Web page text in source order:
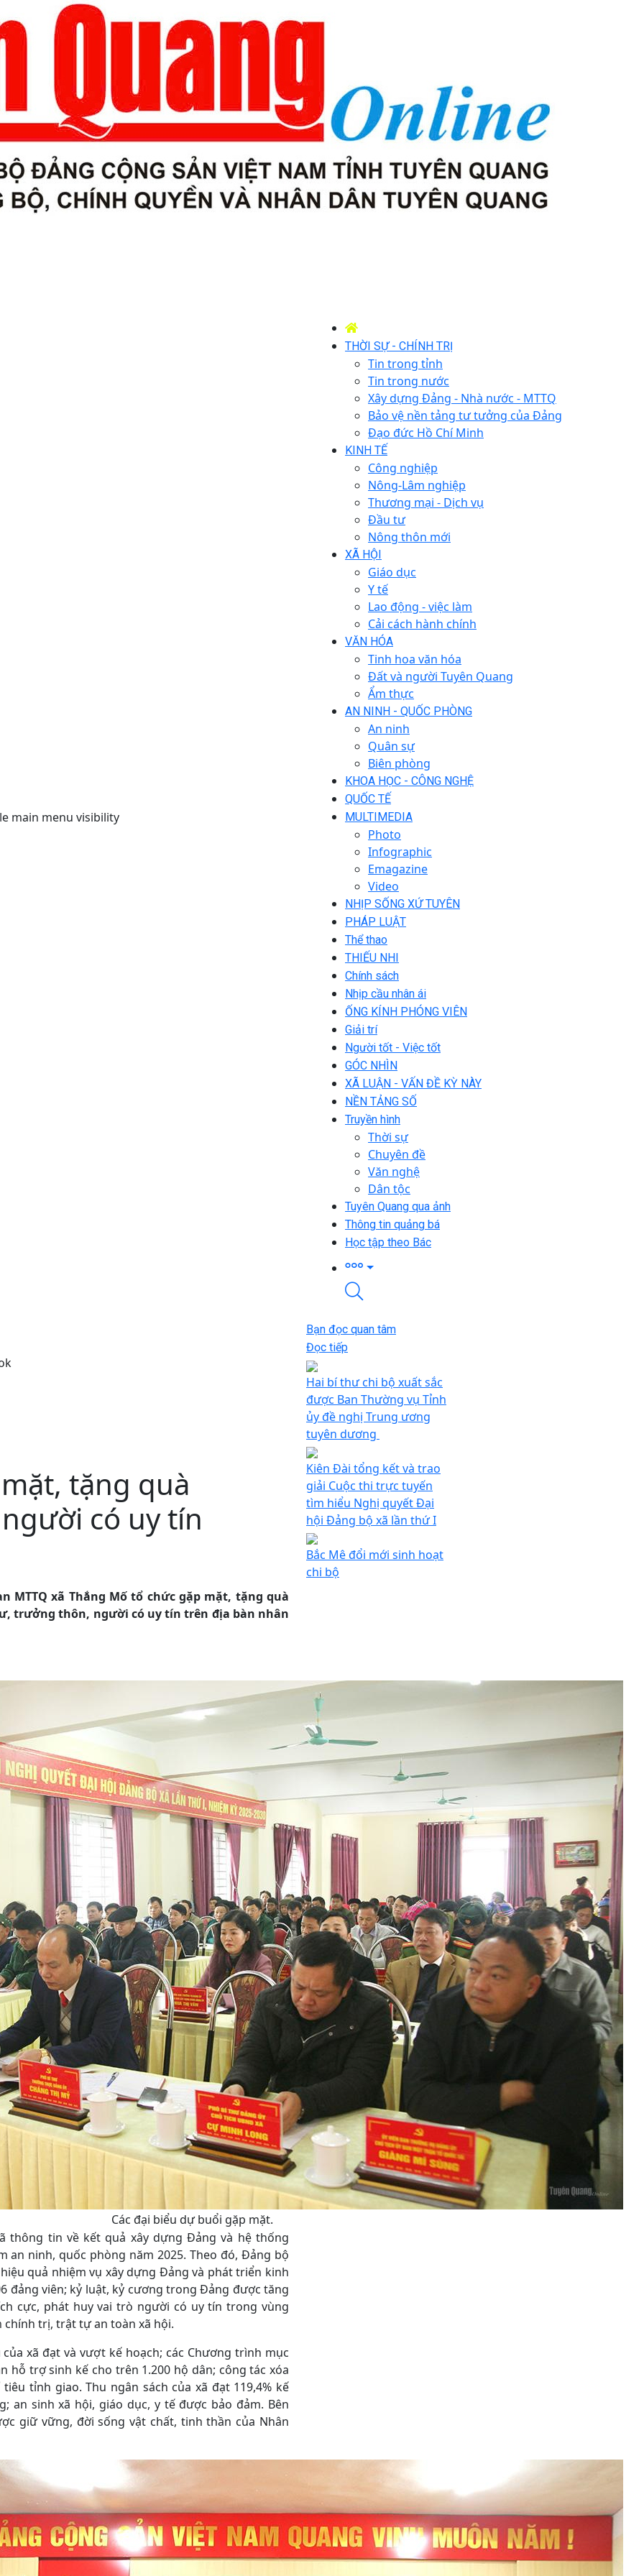
main menu visibility
THỜI SỰ - CHÍNH TRỊ
Tin trong tỉnh
Tin trong nước
Xây dựng Đảng - Nhà nước - MTTQ
Bảo vệ nền tảng tư tưởng của Đảng
Đạo đức Hồ Chí Minh
KINH TẾ
Công nghiệp
Nông-Lâm nghiệp
Thương mại - Dịch vụ
Đầu tư
Nông thôn mới
XÃ HỘI
Giáo dục
Y tế
Lao động - việc làm
Cải cách hành chính
VĂN HÓA
Tinh hoa văn hóa
Đất và người Tuyên Quang
Ẩm thực
AN NINH - QUỐC PHÒNG
An ninh
Quân sự
Biên phòng
KHOA HỌC - CÔNG NGHỆ
QUỐC TẾ
MULTIMEDIA
Photo
Infographic
Emagazine
Video
NHỊP SỐNG XỨ TUYÊN
PHÁP LUẬT
Thể thao
THIẾU NHI
Chính sách
Nhịp cầu nhân ái
ỐNG KÍNH PHÓNG VIÊN
Giải trí
Người tốt - Việc tốt
GÓC NHÌN
XÃ LUẬN - VẤN ĐỀ KỲ NÀY
NỀN TẢNG SỐ
Truyền hình
Thời sự
Chuyên đề
Văn nghệ
Dân tộc
Tuyên Quang qua ảnh
Thông tin quảng bá
Học tập theo Bác
tặng quà
có uy tín
MTTQ xã Thắng Mố tổ chức gặp mặt, tặng quà
trưởng thôn, người có uy tín trên địa bàn nhân
Các đại biểu dự buổi gặp mặt.
thông tin về kết quả xây dựng Đảng và hệ thống
an ninh, quốc phòng năm 2025. Theo đó, Đảng bộ
quả nhiệm vụ xây dựng Đảng và phát triển kinh
đảng viên; kỷ luật, kỷ cương trong Đảng được tăng
cực, phát huy vai trò người có uy tín trong vùng
trị, trật tự an toàn xã hội.
xã đạt và vượt kế hoạch; các Chương trình mục
hỗ trợ sinh kế cho trên 1.200 hộ dân; công tác xóa
tỉnh giao. Thu ngân sách của xã đạt 119,4% kế
an sinh xã hội, giáo dục, y tế được bảo đảm. Bên
giữ vững, đời sống vật chất, tinh thần của Nhân
Bạn đọc quan tâm
Đọc tiếp
Hai bí thư chi bộ xuất sắc
được Ban Thường vụ Tỉnh
ủy đề nghị Trung ương
tuyên dương
Kiên Đài tổng kết và trao
giải Cuộc thi trực tuyến
tìm hiểu Nghị quyết Đại
hội Đảng bộ xã lần thứ I
Bắc Mê đổi mới sinh hoạt
chi bộ